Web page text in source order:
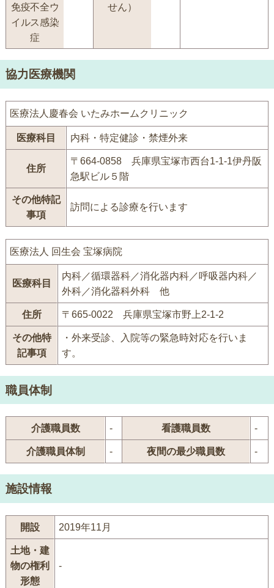
免疫不全ウ
イルス感染
症
せん）
協力医療機関
医療法人慶春会 いたみホームクリニック
医療科目 内科・特定健診・禁煙外来
住所
〒664-0858 兵庫県宝塚市西台1-1-1伊丹阪
急駅ビル５階
その他特記
事項
訪問による診療を行います
医療法人 回生会 宝塚病院
医療科目
内科／循環器科／消化器内科／呼吸器内科／
外科／消化器科外科 他
住所 〒665-0022 兵庫県宝塚市野上2-1-2
その他特
記事項
・外来受診、入院等の緊急時対応を行いま
す。
職員体制
介護職員数 - 看護職員数 -
介護職員体制 - 夜間の最少職員数 -
施設情報
開設 2019年11月
土地・建
物の権利
形態
-